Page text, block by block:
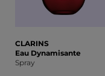
CLARINS
Eau Dynamisante
Spray